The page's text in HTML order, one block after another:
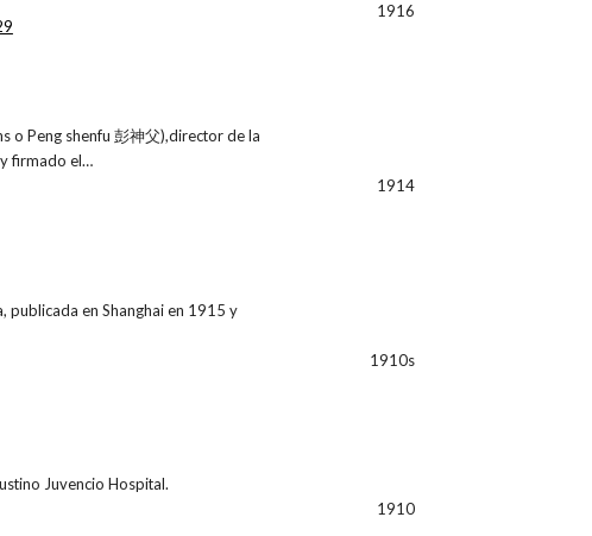
1916
o Peng shenfu 彭神父),director de la
firmado el…
1914
publicada en Shanghai en 1915 y
1910s
Juvencio Hospital.
1910